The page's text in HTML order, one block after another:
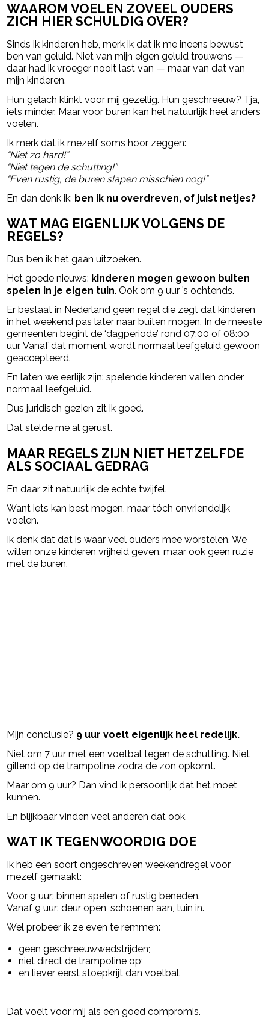
WAAROM VOELEN ZOVEEL OUDERS
ZICH HIER SCHULDIG OVER?
Sinds ik kinderen heb, merk ik dat ik me ineens bewust
ben van geluid. Niet van mijn eigen geluid trouwens —
daar had ik vroeger nooit last van — maar van dat van
mijn kinderen.
Hun gelach klinkt voor mij gezellig. Hun geschreeuw? Tja,
iets minder. Maar voor buren kan het natuurlijk heel anders
voelen.
Ik merk dat ik mezelf soms hoor zeggen:
“Niet zo hard!”
“Niet tegen de schutting!”
“Even rustig, de buren slapen misschien nog!”
En dan denk ik: ben ik nu overdreven, of juist netjes?
WAT MAG EIGENLIJK VOLGENS DE
REGELS?
Dus ben ik het gaan uitzoeken.
Het goede nieuws: kinderen mogen gewoon buiten
spelen in je eigen tuin. Ook om 9 uur ’s ochtends.
Er bestaat in Nederland geen regel die zegt dat kinderen
in het weekend pas later naar buiten mogen. In de meeste
gemeenten begint de ‘dagperiode’ rond 07:00 of 08:00
uur. Vanaf dat moment wordt normaal leefgeluid gewoon
geaccepteerd.
En laten we eerlijk zijn: spelende kinderen vallen onder
normaal leefgeluid.
Dus juridisch gezien zit ik goed.
Dat stelde me al gerust.
MAAR REGELS ZIJN NIET HETZELFDE
ALS SOCIAAL GEDRAG
En daar zit natuurlijk de echte twijfel.
Want iets kan best mogen, maar tóch onvriendelijk
voelen.
Ik denk dat dat is waar veel ouders mee worstelen. We
willen onze kinderen vrijheid geven, maar ook geen ruzie
met de buren.
Mijn conclusie? 9 uur voelt eigenlijk heel redelijk.
Niet om 7 uur met een voetbal tegen de schutting. Niet
gillend op de trampoline zodra de zon opkomt.
Maar om 9 uur? Dan vind ik persoonlijk dat het moet
kunnen.
En blijkbaar vinden veel anderen dat ook.
WAT IK TEGENWOORDIG DOE
Ik heb een soort ongeschreven weekendregel voor
mezelf gemaakt:
Voor 9 uur: binnen spelen of rustig beneden.
Vanaf 9 uur: deur open, schoenen aan, tuin in.
Wel probeer ik ze even te remmen:
geen geschreeuwwedstrijden;
niet direct de trampoline op;
en liever eerst stoepkrijt dan voetbal.
Dat voelt voor mij als een goed compromis.